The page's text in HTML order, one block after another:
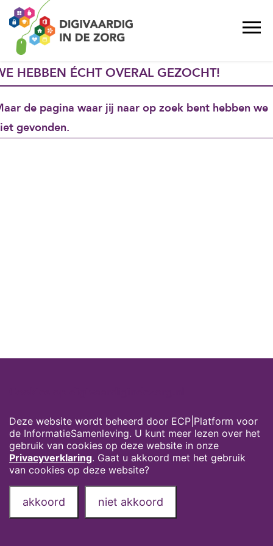
HEBBEN ÉCHT OVERAL GEZOCHT!
de pagina waar jij naar op zoek bent hebben we
gevonden.
Deze website wordt beheerd door ECP|Platform voor
de InformatieSamenleving. U kunt meer lezen over het
gebruik van cookies op deze website in onze
Privacyverklaring. Gaat u akkoord met het gebruik
van cookies op deze website?
akkoord niet akkoord